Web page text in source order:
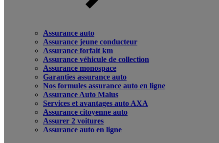
Assurance auto
Assurance jeune conducteur
Assurance forfait km
Assurance véhicule de collection
Assurance monospace
Garanties assurance auto
Nos formules assurance auto en ligne
Assurance Auto Malus
Services et avantages auto AXA
Assurance citoyenne auto
Assurer 2 voitures
Assurance auto en ligne